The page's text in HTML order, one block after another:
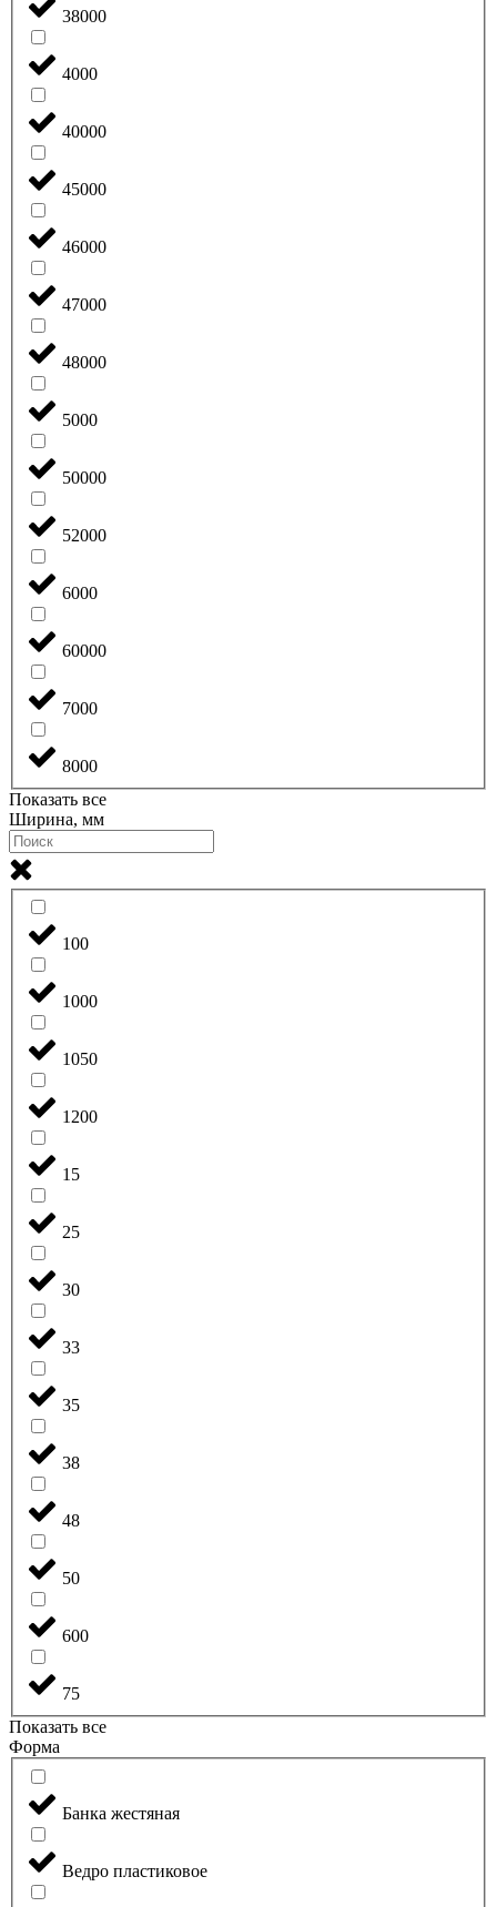
38000
4000
40000
45000
46000
47000
48000
5000
50000
52000
6000
60000
7000
8000
Показать все
Ширина, мм
100
1000
1050
1200
15
25
30
33
35
38
48
50
600
75
Показать все
Форма
Банка жестяная
Ведро пластиковое